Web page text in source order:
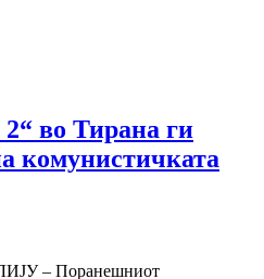
во Тирана ги
комунистичката
– Поранешниот